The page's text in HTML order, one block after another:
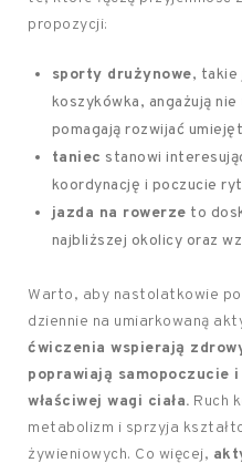
propozycji:
sporty drużynowe, takie
koszykówka, angażują
pomagają rozwijać
taniec stanowi
koordynację i poczucie
jazda na rowerze to
najbliższej okolicy oraz
Warto, aby nastolatkowie
dziennie na umiarkowaną
ćwiczenia wspierają
poprawiają samopoczucie
właściwej wagi ciała. Ruch
metabolizm i sprzyja
żywieniowych. Co więcej,